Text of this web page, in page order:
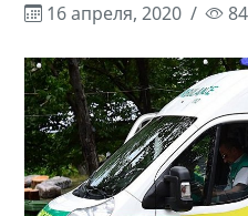
16 апреля, 2020